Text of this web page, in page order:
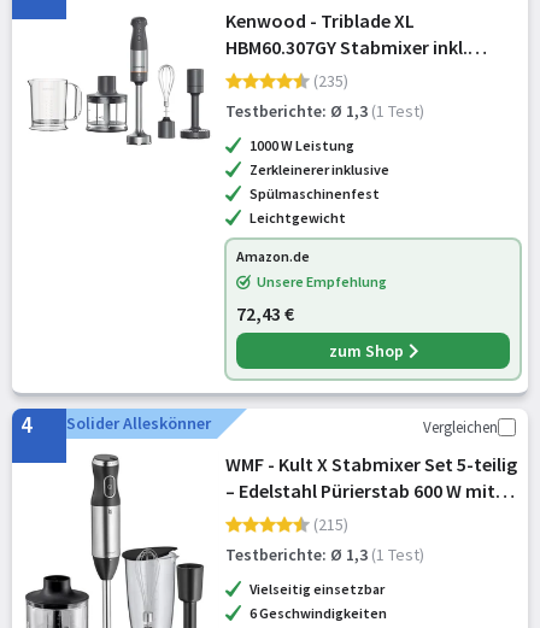
Kenwood - Triblade XL
HBM60.307GY Stabmixer inkl.
Schneebesen, Messbecher,
Kartoffelstampfer & Zerkleinerer,
SureGrip Technologie, variable
Geschwindigkeit, 1.0
(235)
Testberichte: Ø 1,3 (1 Test)
1000 W Leistung
Zerkleinerer inklusive
Spülmaschinenfest
Leichtgewicht
Amazon.de
Unsere Empfehlung
72,43 €
zum Shop
4 Solider Alleskönner Vergleichen
WMF - Kult X Stabmixer Set 5-teilig
– Edelstahl Pürierstab 600 W mit
Schneebesen, Stampfer,
Zerkleinerer und 700 ml Mixbecher,
spülmaschinenfest, vielseitig
(215)
Testberichte: Ø 1,3 (1 Test)
Vielseitig einsetzbar
6 Geschwindigkeiten